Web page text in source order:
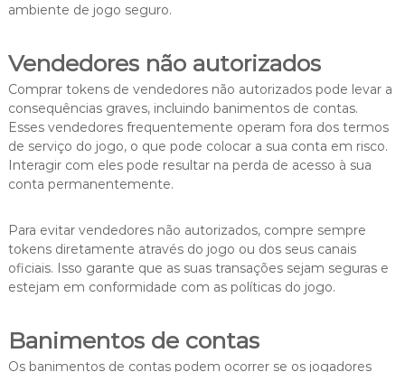
ambiente de jogo seguro.
Vendedores não autorizados
Comprar tokens de vendedores não autorizados pode levar a
consequências graves, incluindo banimentos de contas.
Esses vendedores frequentemente operam fora dos termos
de serviço do jogo, o que pode colocar a sua conta em risco.
Interagir com eles pode resultar na perda de acesso à sua
conta permanentemente.
Para evitar vendedores não autorizados, compre sempre
tokens diretamente através do jogo ou dos seus canais
oficiais. Isso garante que as suas transações sejam seguras e
estejam em conformidade com as políticas do jogo.
Banimentos de contas
Os banimentos de contas podem ocorrer se os jogadores